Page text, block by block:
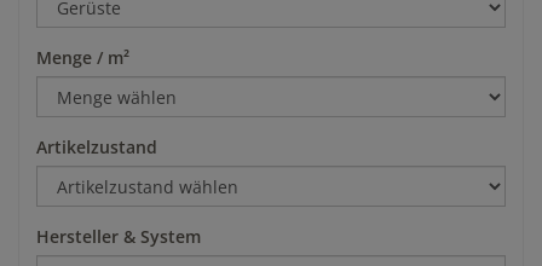
Menge / m²
Artikelzustand
Hersteller & System